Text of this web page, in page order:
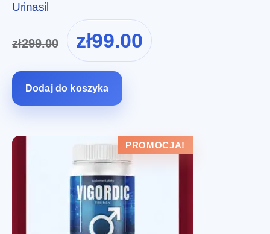
Urinasil
zł299.00
Pierwotna
cena
wynosiła:
zł99.00
cena
Dodaj do koszyka
PROMOCJA!